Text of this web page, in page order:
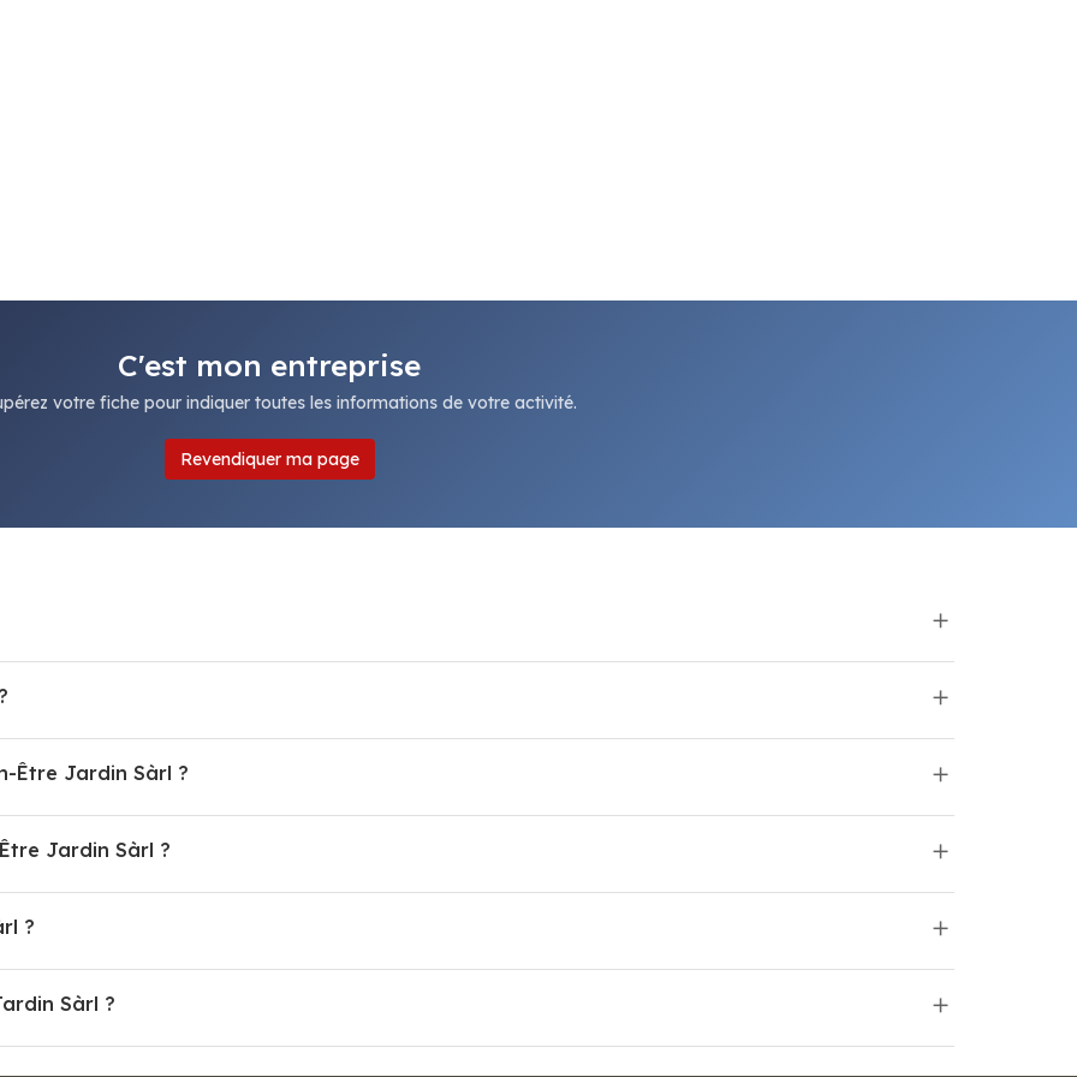
C'est mon entreprise
votre fiche pour indiquer toutes les informations de votre activité.
Revendiquer ma page
Être Jardin Sàrl ?
Jardin Sàrl ?
?
Sàrl ?